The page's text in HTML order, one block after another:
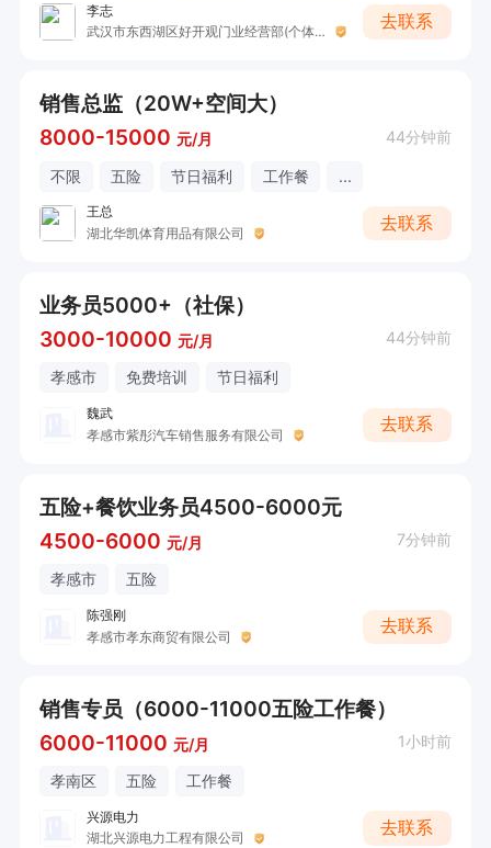
李志
武汉市东西湖区好开观门业经营部(个体工商户)
去联系
销售总监（20W+空间大）
8000-15000 元/月 44分钟前
不限 五险 节日福利 工作餐 ...
王总
湖北华凯体育用品有限公司
去联系
业务员5000+（社保）
3000-10000 元/月 44分钟前
孝感市 免费培训 节日福利
魏武
孝感市紫彤汽车销售服务有限公司
去联系
五险+餐饮业务员4500-6000元
4500-6000 元/月 7分钟前
孝感市 五险
陈强刚
孝感市孝东商贸有限公司
去联系
销售专员（6000-11000五险工作餐）
6000-11000 元/月 1小时前
孝南区 五险 工作餐
兴源电力
湖北兴源电力工程有限公司
去联系